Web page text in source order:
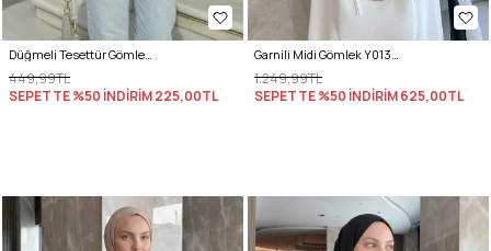
Düğmeli Tesettür Gömlek 612137 - LACİVERT
449,99TL
SEPETTE %50 İNDİRİM225,00TL
Garnili Midi Gömlek Y0138 - MÜRDÜM
1.249,99TL
SEPETTE %50 İNDİRİM625,00TL